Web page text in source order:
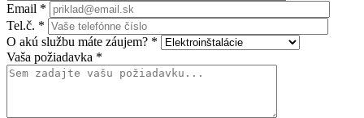
Email *
Tel.č. *
O akú službu máte záujem? *
Vaša požiadavka *